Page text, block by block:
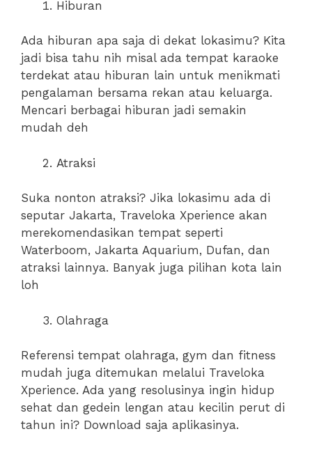
Hiburan
Ada hiburan apa saja di dekat lokasimu? Kita
jadi bisa tahu nih misal ada tempat karaoke
terdekat atau hiburan lain untuk menikmati
pengalaman bersama rekan atau keluarga.
Mencari berbagai hiburan jadi semakin
mudah deh
Atraksi
Suka nonton atraksi? Jika lokasimu ada di
seputar Jakarta, Traveloka Xperience akan
merekomendasikan tempat seperti
Waterboom, Jakarta Aquarium, Dufan, dan
atraksi lainnya. Banyak juga pilihan kota lain
loh
Olahraga
Referensi tempat olahraga, gym dan fitness
mudah juga ditemukan melalui Traveloka
Xperience. Ada yang resolusinya ingin hidup
sehat dan gedein lengan atau kecilin perut di
tahun ini? Download saja aplikasinya.